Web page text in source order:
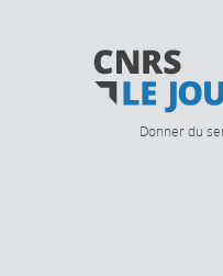
Donner du